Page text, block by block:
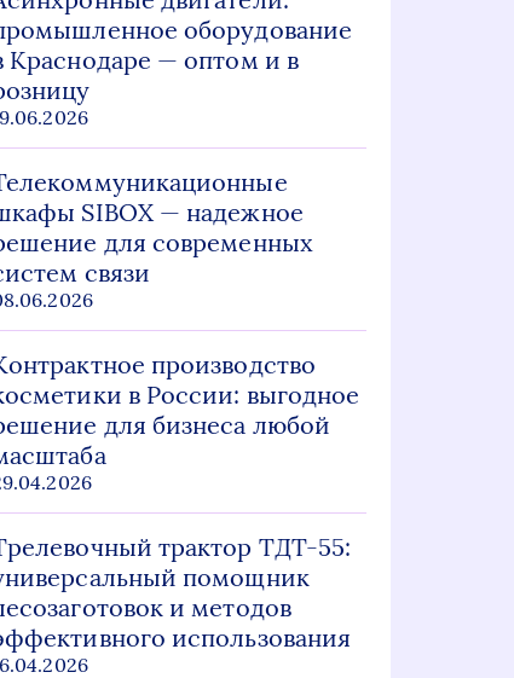
оборудование
Краснодаре — оптом и в
SIBOX — надежное
для современных
связи
производство
в России: выгодное
для бизнеса любой
трактор ТДТ-55:
помощник
и методов
использования